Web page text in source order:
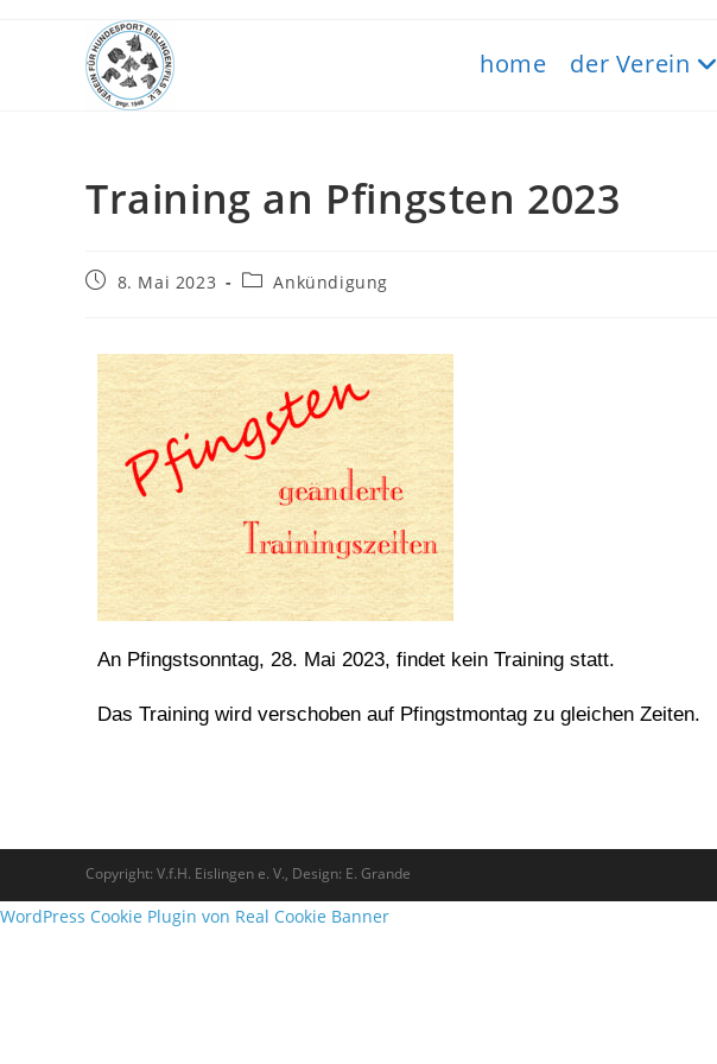
home der Verein
Training an Pfingsten 2023
8. Mai 2023 Ankündigung
An Pfingstsonntag, 28. Mai 2023, findet kein Training statt.
Das Training wird verschoben auf Pfingstmontag zu gleichen Zeiten.
Copyright: V.f.H. Eislingen e. V., Design: E. Grande
WordPress Cookie Plugin von Real Cookie Banner